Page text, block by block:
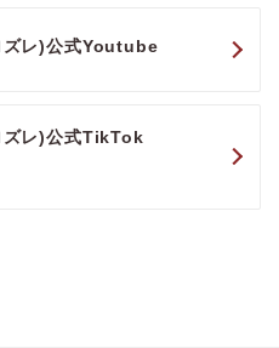
レ)公式Youtube
レ)公式TikTok